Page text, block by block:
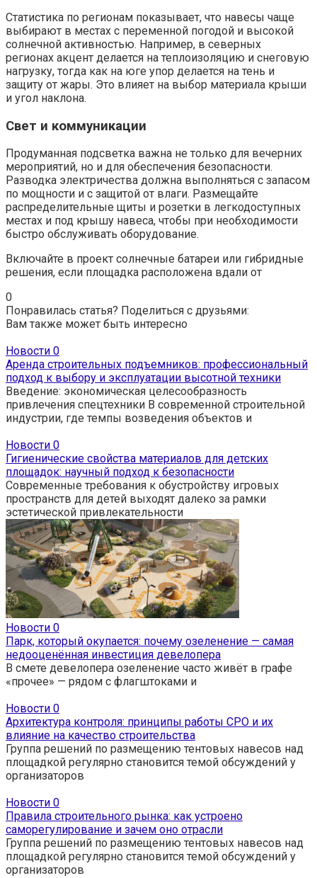
Статистика по регионам показывает, что навесы чаще
выбирают в местах с переменной погодой и высокой
солнечной активностью. Например, в северных
регионах акцент делается на теплоизоляцию и снеговую
нагрузку, тогда как на юге упор делается на тень и
защиту от жары. Это влияет на выбор материала крыши
и угол наклона.
Свет и коммуникации
Продуманная подсветка важна не только для вечерних
мероприятий, но и для обеспечения безопасности.
Разводка электричества должна выполняться с запасом
по мощности и с защитой от влаги. Размещайте
распределительные щиты и розетки в легкодоступных
местах и под крышу навеса, чтобы при необходимости
быстро обслуживать оборудование.
Включайте в проект солнечные батареи или гибридные
решения, если площадка расположена вдали от
0
Понравилась статья? Поделиться с друзьями:
Вам также может быть интересно
Новости 0
Аренда строительных подъемников: профессиональный
подход к выбору и эксплуатации высотной техники
Введение: экономическая целесообразность
привлечения спецтехники В современной строительной
индустрии, где темпы возведения объектов и
Новости 0
Гигиенические свойства материалов для детских
площадок: научный подход к безопасности
Современные требования к обустройству игровых
пространств для детей выходят далеко за рамки
эстетической привлекательности
Новости 0
Парк, который окупается: почему озеленение — самая
недооценённая инвестиция девелопера
В смете девелопера озеленение часто живёт в графе
«прочее» — рядом с флагштоками и
Новости 0
Архитектура контроля: принципы работы СРО и их
влияние на качество строительства
Группа решений по размещению тентовых навесов над
площадкой регулярно становится темой обсуждений у
организаторов
Новости 0
Правила строительного рынка: как устроено
саморегулирование и зачем оно отрасли
Группа решений по размещению тентовых навесов над
площадкой регулярно становится темой обсуждений у
организаторов